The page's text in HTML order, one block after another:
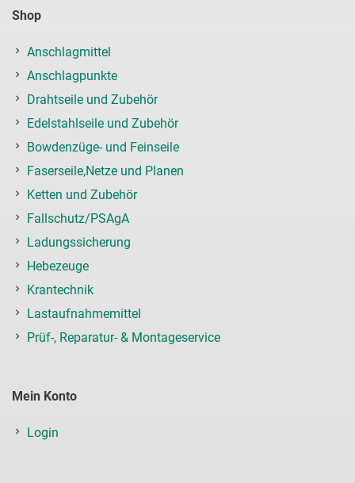
Shop
Anschlagmittel
Anschlagpunkte
Drahtseile und Zubehör
Edelstahlseile und Zubehör
Bowdenzüge- und Feinseile
Faserseile,Netze und Planen
Ketten und Zubehör
Fallschutz/PSAgA
Ladungssicherung
Hebezeuge
Krantechnik
Lastaufnahmemittel
Prüf-, Reparatur- & Montageservice
Mein Konto
Login